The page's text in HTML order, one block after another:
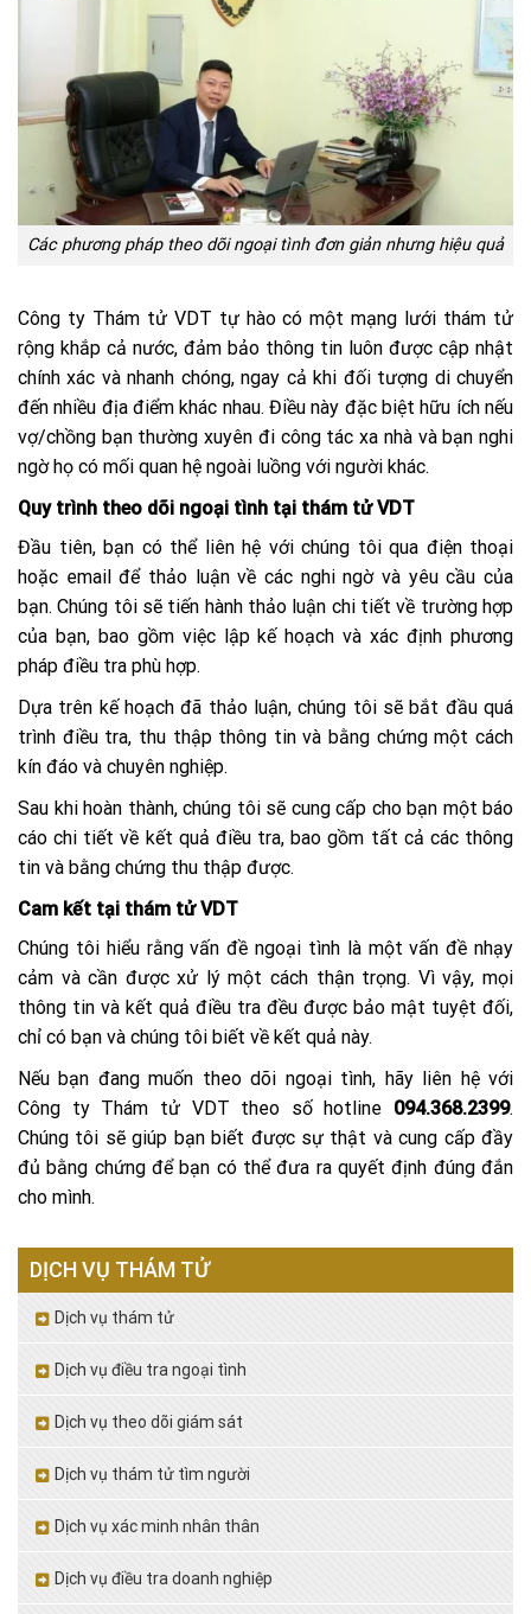
Các phương pháp theo dõi ngoại tình đơn giản nhưng hiệu quả
Công ty Thám tử VDT tự hào có một mạng lưới thám tử
rộng khắp cả nước, đảm bảo thông tin luôn được cập nhật
chính xác và nhanh chóng, ngay cả khi đối tượng di chuyển
đến nhiều địa điểm khác nhau. Điều này đặc biệt hữu ích nếu
vợ/chồng bạn thường xuyên đi công tác xa nhà và bạn nghi
ngờ họ có mối quan hệ ngoài luồng với người khác.
Quy trình theo dõi ngoại tình tại thám tử VDT
Đầu tiên, bạn có thể liên hệ với chúng tôi qua điện thoại
hoặc email để thảo luận về các nghi ngờ và yêu cầu của
bạn. Chúng tôi sẽ tiến hành thảo luận chi tiết về trường hợp
của bạn, bao gồm việc lập kế hoạch và xác định phương
pháp điều tra phù hợp.
Dựa trên kế hoạch đã thảo luận, chúng tôi sẽ bắt đầu quá
trình điều tra, thu thập thông tin và bằng chứng một cách
kín đáo và chuyên nghiệp.
Sau khi hoàn thành, chúng tôi sẽ cung cấp cho bạn một báo
cáo chi tiết về kết quả điều tra, bao gồm tất cả các thông
tin và bằng chứng thu thập được.
Cam kết tại thám tử VDT
Chúng tôi hiểu rằng vấn đề ngoại tình là một vấn đề nhạy
cảm và cần được xử lý một cách thận trọng. Vì vậy, mọi
thông tin và kết quả điều tra đều được bảo mật tuyệt đối,
chỉ có bạn và chúng tôi biết về kết quả này.
Nếu bạn đang muốn theo dõi ngoại tình, hãy liên hệ với
Công ty Thám tử VDT theo số hotline 094.368.2399.
Chúng tôi sẽ giúp bạn biết được sự thật và cung cấp đầy
đủ bằng chứng để bạn có thể đưa ra quyết định đúng đắn
cho mình.
DỊCH VỤ THÁM TỬ
Dịch vụ thám tử
Dịch vụ điều tra ngoại tình
Dịch vụ theo dõi giám sát
Dịch vụ thám tử tìm người
Dịch vụ xác minh nhân thân
Dịch vụ điều tra doanh nghiệp